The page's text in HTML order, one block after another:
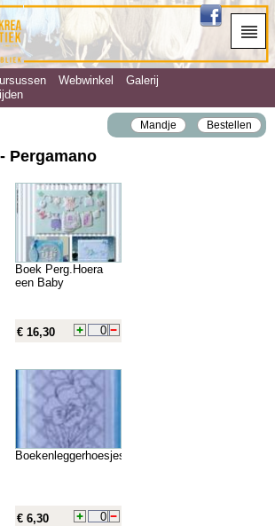
Webwinkel
Galerij
Mandje Bestellen
Pergamano
Boek Perg.Hoera
een Baby
€ 16,30
Boekenleggerhoesjes
€ 6,30